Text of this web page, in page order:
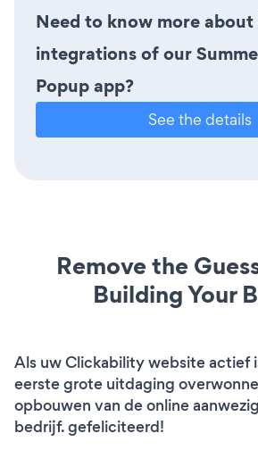
Need to know more
integrations of our
Popup app?
See the details
Remove the
Building Your
Als uw Clickability website actief
eerste grote uitdaging
opbouwen van de online
bedrijf. gefeliciteerd!